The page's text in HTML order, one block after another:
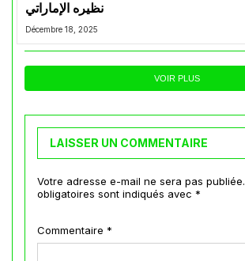
نظيره الإماراتي
Décembre 18, 2025
VOIR PLUS
LAISSER UN COMMENTAIRE
Votre adresse e-mail ne sera pas publiée.
obligatoires sont indiqués avec *
Commentaire *